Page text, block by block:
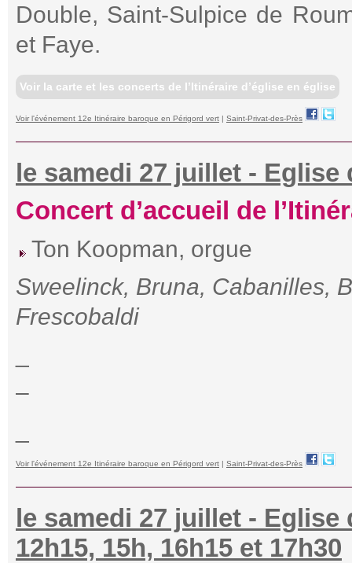
Double, Saint-Sulpice de
et Faye.
Voir la carte et les concerts de l’Itinéraire d’église en église
Voir l'événement 12e Itinéraire baroque en Périgord vert | Saint-Privat-des-Près
le samedi 27 juillet - Eglise
Concert d’accueil de
Ton Koopman, orgue
Sweelinck, Bruna, Cabanilles,
Frescobaldi
–
Voir l'événement 12e Itinéraire baroque en Périgord vert | Saint-Privat-des-Près
le samedi 27 juillet - Eglise
12h15, 15h, 16h15 et 17h30